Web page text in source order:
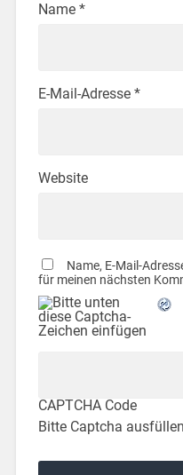
Name *
E-Mail-Adresse *
Website
Name, E-Mail-
für meinen nächsten
CAPTCHA Code
Bitte Captcha ausfüllen